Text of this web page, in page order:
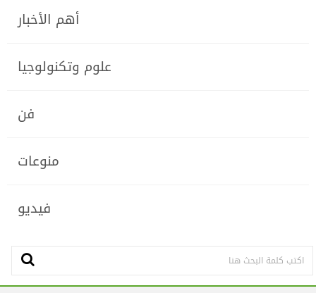
أهم الأخبار
علوم وتكنولوجيا
فن
منوعات
فيديو